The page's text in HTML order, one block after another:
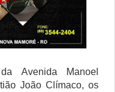
Avenida Manoel
João Clímaco, os